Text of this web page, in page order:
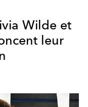
Wilde et
leur